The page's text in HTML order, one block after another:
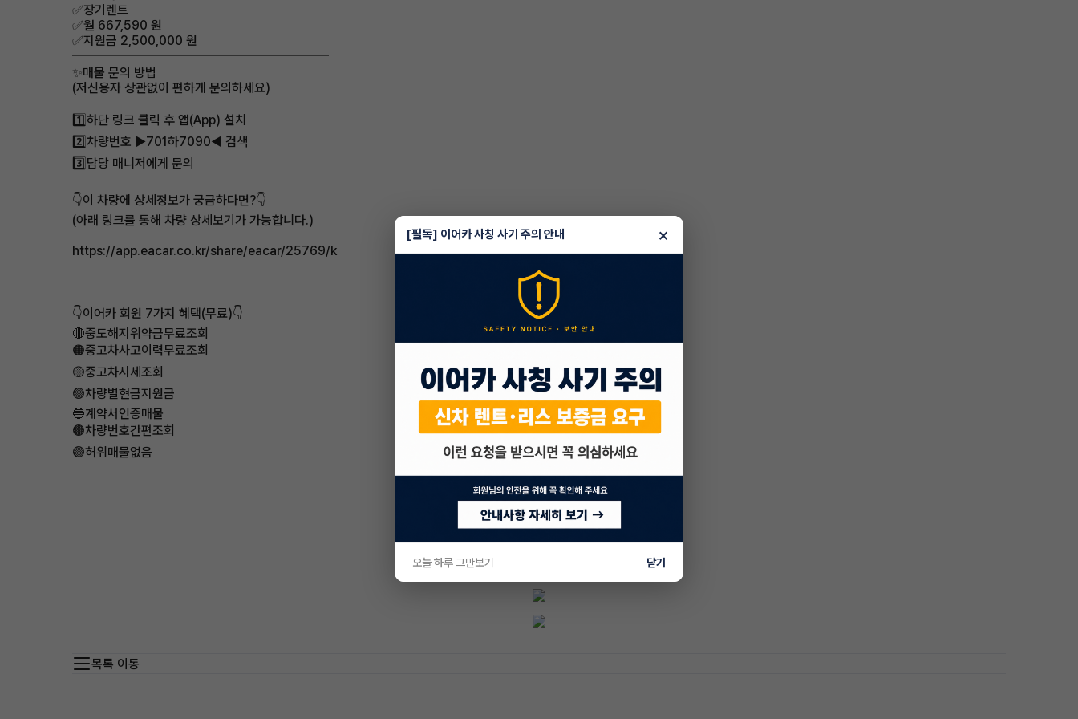
✅장기렌트
✅월 667,590 원
✅지원금 2,500,000 원
━━━━━━━━━━━━━━━━━━━━
✨매물 문의 방법
(저신용자 상관없이 편하게 문의하세요)
1️⃣하단 링크 클릭 후 앱(App) 설치
2️⃣차량번호 ▶701하7090◀ 검색
3️⃣담당 매니저에게 문의
👇이 차량에 상세정보가 궁금하다면?👇
(아래 링크를 통해 차량 상세보기가 가능합니다.)
https://app.eacar.co.kr/share/eacar/25769/k
👇이어카 회원 7가지 혜택(무료)👇
🔴중도해지위약금무료조회
🟠중고차사고이력무료조회
​🟡중고차시세조회
🟢차량별현금지원금
​🔵계약서인증매물
🟤차량번호간편조회
🟣허위매물없음
목록 이동
[필독] 이어카 사칭 사기 주의 안내 ×
오늘 하루 그만보기 닫기